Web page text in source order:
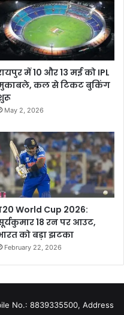
में 10 और 13 मई को IPL
कल से टिकट बुकिंग
May 2, 2026
World Cup 2026:
18 रन पर आउट,
को बड़ा झटका
February 22, 2026
No.: 8839335500, Address